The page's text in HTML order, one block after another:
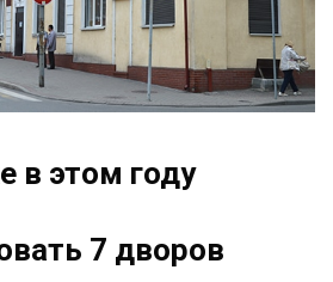
в этом году
7 дворов